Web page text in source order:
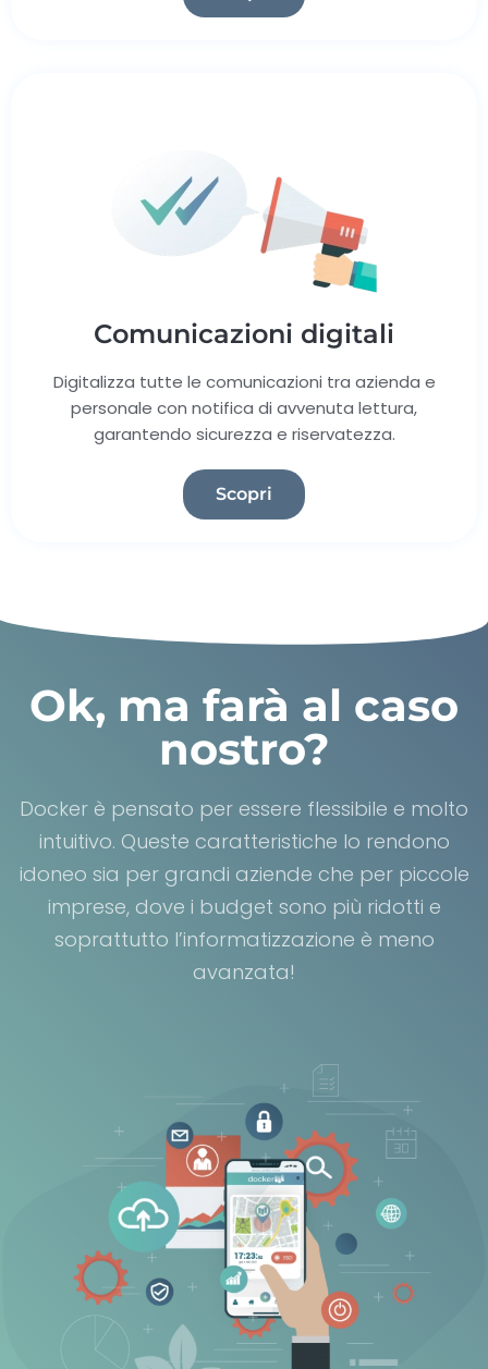
Comunicazioni digitali
Digitalizza tutte le comunicazioni tra azienda e
personale con notifica di avvenuta lettura,
garantendo sicurezza e riservatezza.
Scopri
Ok, ma farà al caso
nostro?
Docker è pensato per essere flessibile e molto
intuitivo. Queste caratteristiche lo rendono
idoneo sia per grandi aziende che per piccole
imprese, dove i budget sono più ridotti e
soprattutto l’informatizzazione è meno
avanzata!